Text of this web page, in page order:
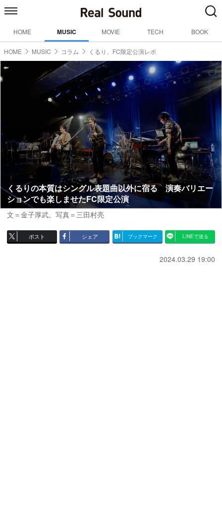
HOME MUSIC MOVIE TECH BOOK
HOME MUSIC コラム くるり、FC限定公演レポ
くるりの本質はシングル表題曲以外に宿る 演奏バリエー
ションでも楽しませたFC限定公演
文＝金子厚武、写真＝三田村亮
ポスト シェア ブックマーク LINEで送る
2024.03.29 19:00